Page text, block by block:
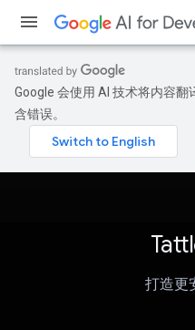
Google 会使用 AI 技术将内容
含错误。
打造更